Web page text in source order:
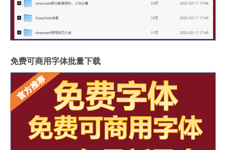
免费可商用字体批量下载